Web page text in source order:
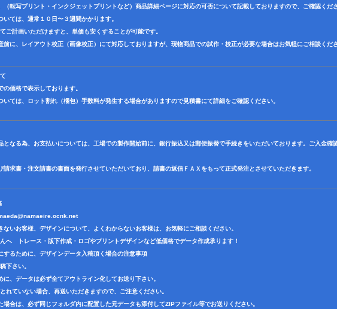
（転写プリント・インクジェットプリントなど）商品詳細ページに対応の可否について記載しておりますので、ご確認くださ
ては、通常１０日〜３週間かかります。
ご計画いただけますと、単価も安くすることが可能です。
前に、レイアウト校正（画像校正）にて対応しておりますが、現物商品での試作・校正が必要な場合はお気軽にご相談くださ
価格で表示しております。
いては、ロット割れ（梱包）手数料が発生する場合がありますので見積書にて詳細をご確認ください。
となる為、お支払いについては、工場での製作開始前に、銀行振込又は郵便振替で手続きをいただいております。ご入金確
請求書・注文請書の書面を発行させていただいており、請書の返信ＦＡＸをもって正式発注とさせていただきます。
ないお客様、デザインについて、よくわからないお客様は、お気軽にご相談ください。
へ トレース・版下作成・ロゴやプリントデザインなど低価格でデータ作成承ります！
するために、デザインデータ入稿頂く場合の注意事項
下さい。
に、データは必ず全てアウトライン化してお送り下さい。
れていない場合、再送いただきますので、ご注意ください。
場合は、必ず同じフォルダ内に配置した元データも添付してZIPファイル等でお送りください。